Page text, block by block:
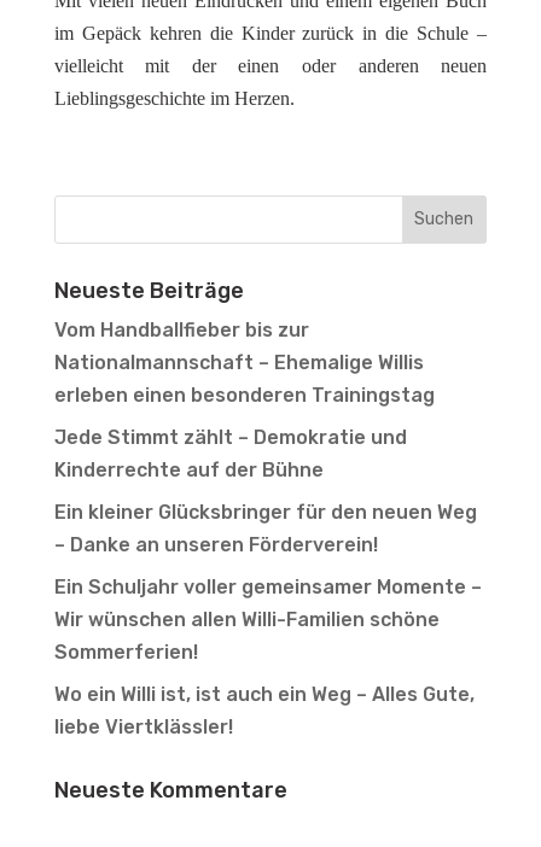
im Gepäck kehren die Kinder zurück in die Schule –
vielleicht mit der einen oder anderen neuen
Lieblingsgeschichte im Herzen.
Neueste Beiträge
Vom Handballfieber bis zur
Nationalmannschaft – Ehemalige Willis
erleben einen besonderen Trainingstag
Jede Stimmt zählt – Demokratie und
Kinderrechte auf der Bühne
Ein kleiner Glücksbringer für den neuen Weg
– Danke an unseren Förderverein!
Ein Schuljahr voller gemeinsamer Momente –
Wir wünschen allen Willi-Familien schöne
Sommerferien!
Wo ein Willi ist, ist auch ein Weg – Alles Gute,
liebe Viertklässler!
Neueste Kommentare